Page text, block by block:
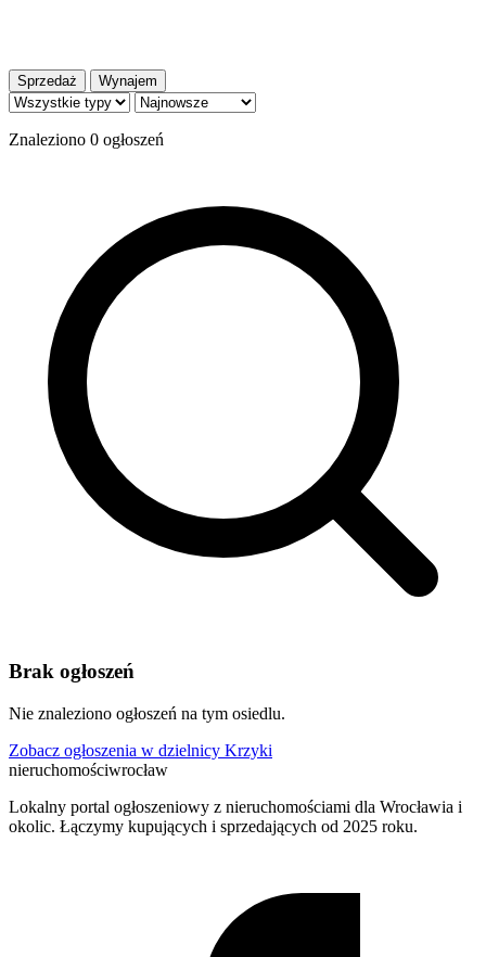
Sprzedaż Wynajem
Znaleziono 0 ogłoszeń
Brak ogłoszeń
Nie znaleziono ogłoszeń na tym osiedlu.
Zobacz ogłoszenia w dzielnicy Krzyki
nieruchomościwrocław
Lokalny portal ogłoszeniowy z nieruchomościami dla Wrocławia i
okolic. Łączymy kupujących i sprzedających od 2025 roku.